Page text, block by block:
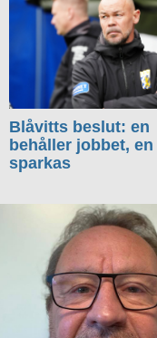
Blåvitts beslut: en
behåller jobbet, en
sparkas